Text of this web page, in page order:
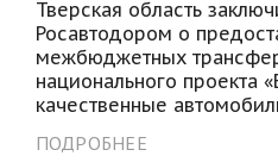
Тверская область
Росавтодором о
межбюджетных
национального проекта
качественные
ПОДРОБНЕЕ